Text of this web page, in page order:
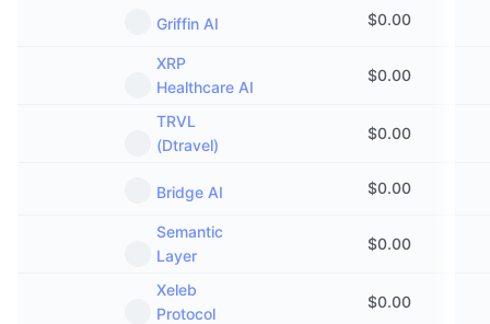
Griffin AI $0.00
XRP
Healthcare AI
$0.00
TRVL
(Dtravel)
$0.00
Bridge AI $0.00
Semantic
Layer
$0.00
Xeleb
Protocol
$0.00